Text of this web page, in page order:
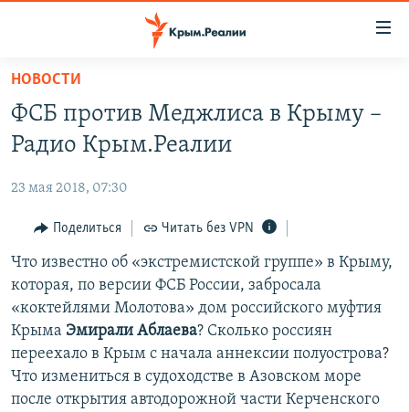
Вернуться
основному
содержанию
навигации
Вернутся
поиску
СПЕЦПРОЕКТЫ
КАРТА ВОЕННЫХ ОБЪЕКТОВ КРЫМА
11 ЛЕТ ОККУПАЦИИ КРЫМА. 11 ИСТОРИЙ СОПРОТИВЛЕНИЯ
ИСТОРИЯ
ЕЩЕ
ИНТЕРАКТИВ
ИНФОГРАФИКА
ТЕЛЕПРОЕКТ КРЫМ.РЕАЛИИ
СОВЕТЫ ПРАВОЗАЩИТНИКОВ
ПРОПАВШИЕ БЕЗ ВЕСТИ
РАДІО СВОБОДА
КАК ОБОЙТИ БЛОКИРОВКУ
Українською
Qırımtatar
НОВОСТИ
ФСБ против Меджлиса в Крыму –
Радио Крым.Реалии
23 мая 2018, 07:30
Поделиться Читать без VPN
Что известно об «экстремистской группе» в Крыму,
которая, по версии ФСБ России, забросала
«коктейлями Молотова» дом российского муфтия
Крыма Эмирали Аблаева? Сколько россиян
переехало в Крым с начала аннексии полуострова?
Что измениться в судоходстве в Азовском море
после открытия автодорожной части Керченского